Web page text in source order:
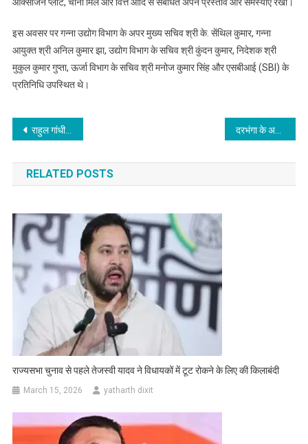
इस अवसर पर गन्ना उद्योग विभाग के अपर मुख्य सचिव श्री के. सेंथिल कुमार, गन्ना
आयुक्त श्री अनिल कुमार झा, उद्योग विभाग के सचिव श्री कुंदन कुमार, निदेशक श्री
मुकुल कुमार गुप्ता, ऊर्जा विभाग के सचिव श्री मनोज कुमार सिंह और एसबीआई (SBI) के
प्रतिनिधि उपस्थित थे।
Post
navigation
राहुल गांधी बनाम सरकार के बीच तकरार चरम पर, बीजेपी ने राहुल की सदस्यता रद्द करने का दिया नोटिस दरभंगा के असिस्टेंट जेल सुपरिटेंडेंट की पत्नी ने की आत्महत्या
RELATED POSTS
राज्यसभा चुनाव से पहले तेजस्वी यादव ने विधायकों में टूट रोकने के लिए की किलाबंदी
March 15, 2026 yatharth dixit